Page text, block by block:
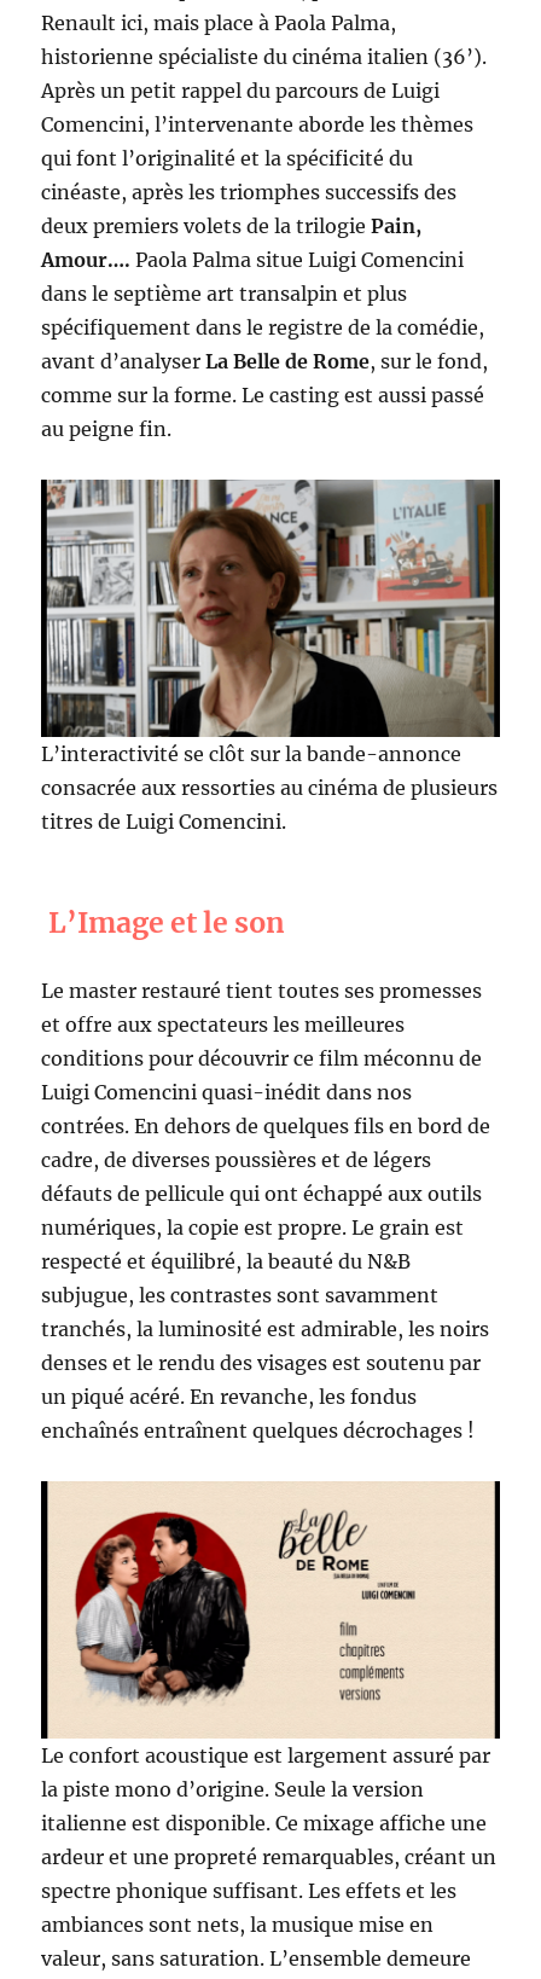
Renault ici, mais place à Paola Palma,
historienne spécialiste du cinéma italien (36’).
Après un petit rappel du parcours de Luigi
Comencini, l’intervenante aborde les thèmes
qui font l’originalité et la spécificité du
cinéaste, après les triomphes successifs des
deux premiers volets de la trilogiePain,
Amour….Paola Palma situe Luigi Comencini
dans le septième art transalpin et plus
spécifiquement dans le registre de la comédie,
avant d’analyserLa Belle de Rome, sur le fond,
comme sur la forme. Le casting est aussi passé
au peigne fin.
L’interactivité se clôt sur la bande-annonce
consacrée aux ressorties au cinéma de plusieurs
titres de Luigi Comencini.
L’Image et le son
Le master restauré tient toutes ses promesses
et offre aux spectateurs les meilleures
conditions pour découvrir ce film méconnu de
Luigi Comencini quasi-inédit dans nos
contrées. En dehors de quelques fils en bord de
cadre, de diverses poussières et de légers
défauts de pellicule qui ont échappé aux outils
numériques, la copie est propre. Le grain est
respecté et équilibré, la beauté du N&B
subjugue, les contrastes sont savamment
tranchés, la luminosité est admirable, les noirs
denses et le rendu des visages est soutenu par
un piqué acéré. En revanche, les fondus
enchaînés entraînent quelques décrochages !
Le confort acoustique est largement assuré par
la piste mono d’origine. Seule la version
italienne est disponible. Ce mixage affiche une
ardeur et une propreté remarquables, créant un
spectre phonique suffisant. Les effets et les
ambiances sont nets, la musique mise en
valeur, sans saturation. L’ensemble demeure